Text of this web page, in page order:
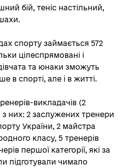
бій, теніс настільний,
спорту займається 572
цілеспрямовані і
та юнаки зможуть
в спорті, але і в житті.
викладачів (2
з них: 2 заслужених тренери
України, 2 майстра
класу, 5 тренерів
першої категорії, які за
підготували чимало